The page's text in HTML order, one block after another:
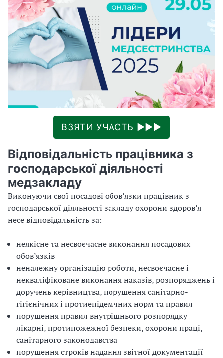
ВЗЯТИ УЧАСТЬ ►►►
Відповідальність працівника з
господарської діяльності
медзакладу
Виконуючи свої посадові обов’язки працівник з
господарської діяльності закладу охорони здоров’я
несе відповідальність за:
неякісне та несвоєчасне виконання посадових
обов’язків
неналежну організацію роботи, несвоєчасне і
некваліфіковане виконання наказів, розпоряджень і
доручень керівництва, порушення санітарно-
гігієнічних і протиепідемчних норм та правил
порушення правил внутрішнього розпорядку
лікарні, протипожежної безпеки, охорони праці,
санітарного законодавства
порушення строків надання звітної документації